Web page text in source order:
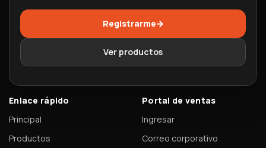
Registrarme→
Ver productos
Enlace rápido
Principal
Productos
Portal de ventas
Ingresar
Correo corporativo